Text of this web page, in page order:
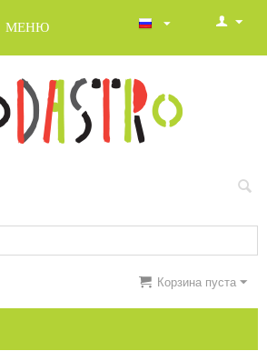
МЕНЮ
Корзина пуста